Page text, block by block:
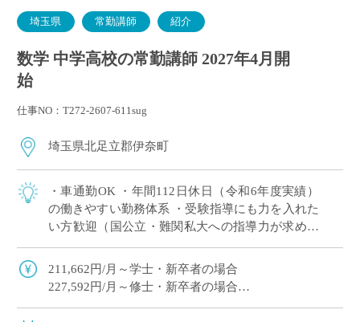
埼玉県 常勤講師 紹介
数学 中学高校の常勤講師 2027年4月開
始
仕事NO：T272-2607-611sug
埼玉県北足立郡伊奈町
・車通勤OK ・年間112日休⽇（令和6年度実績）
の働きやすい勤務体系 ・受験指導にも力を入れた
い方歓迎（国公立・難関私大への指導力が求めら
211,662円/月～学士・新卒者の場合
227,592円/月～修士・新卒者の場合